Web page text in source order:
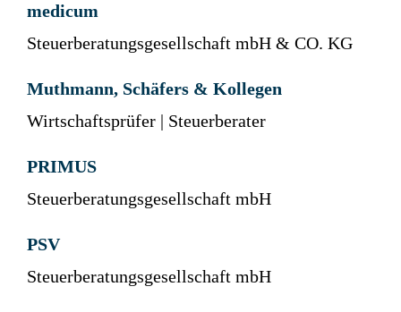
medicum
Steuerberatungsgesellschaft mbH & CO. KG
Muthmann, Schäfers & Kollegen
Wirtschaftsprüfer | Steuerberater
PRIMUS
Steuerberatungsgesellschaft mbH
PSV
Steuerberatungsgesellschaft mbH